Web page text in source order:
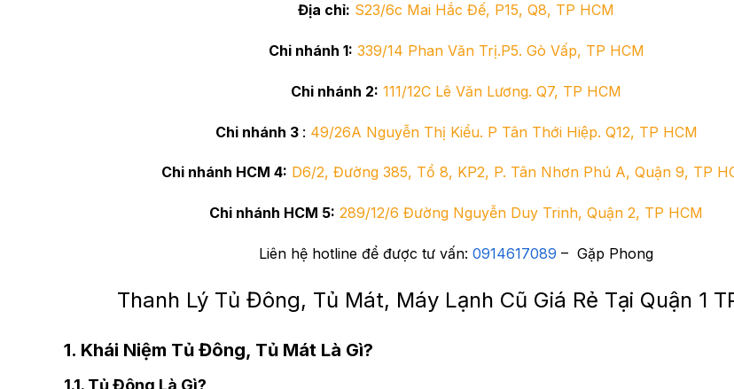
Địa chỉ: S23/6c Mai Hắc Đế, P15, Q8, TP HCM
Chi nhánh 1: 339/14 Phan Văn Trị.P5. Gò Vấp, TP HCM
Chi nhánh 2: 111/12C Lê Văn Lương. Q7, TP HCM
Chi nhánh 3 : 49/26A Nguyễn Thị Kiểu. P Tân Thới Hiệp. Q12, TP HCM
Chi nhánh HCM 4: D6/2, Đường 385, Tổ 8, KP2, P. Tân Nhơn Phú A, Quận 9, TP
Chi nhánh HCM 5: 289/12/6 Đường Nguyễn Duy Trinh, Quận 2, TP HCM
Liên hệ hotline để được tư vấn: 0914617089 – Gặp Phong
Thanh Lý Tủ Đông, Tủ Mát, Máy Lạnh Cũ Giá Rẻ Tại Quận 1
1. Khái Niệm Tủ Đông, Tủ Mát Là Gì?
1.1. Tủ Đông Là Gì?